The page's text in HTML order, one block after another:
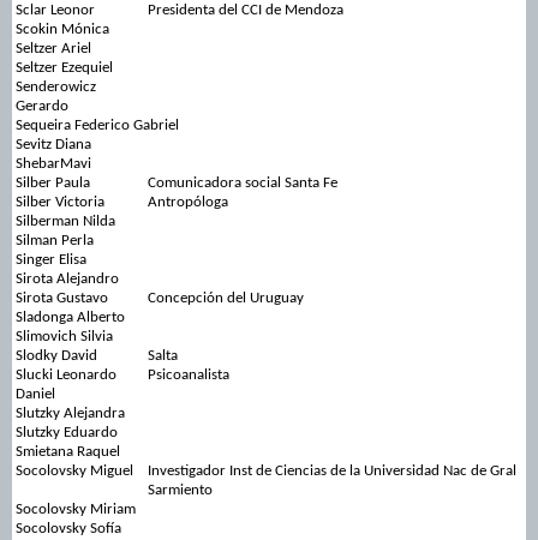
Sclar Leonor
Presidenta del CCI de Mendoza
Scokin Mónica
Seltzer Ariel
Seltzer Ezequiel
Senderowicz
Gerardo
Sequeira Federico Gabriel
Sevitz Diana
ShebarMavi
Silber Paula
Comunicadora social Santa Fe
Silber Victoria
Antropóloga
Silberman Nilda
Silman Perla
Singer Elisa
Sirota Alejandro
Sirota Gustavo
Concepción del Uruguay
Sladonga Alberto
Slimovich Silvia
Slodky David
Salta
Slucki Leonardo
Daniel
Psicoanalista
Slutzky Alejandra
Slutzky Eduardo
Smietana Raquel
Socolovsky Miguel
Investigador Inst de Ciencias de la Universidad Nac de Gral
Sarmiento
Socolovsky Miriam
Socolovsky Sofía